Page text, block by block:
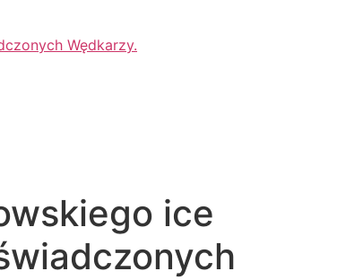
Wędkarzy.
ice